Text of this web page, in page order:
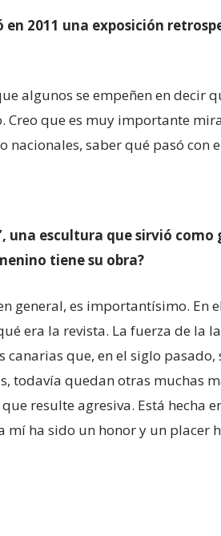
2011 una exposición
algunos se empeñen en decir
Creo que es muy importante
nacionales, saber qué pasó con
una escultura que sirvió
tiene su obra?
general, es importantísimo. En
era la revista. La fuerza de la
canarias que, en el siglo
todavía quedan otras muchas
resulte agresiva. Está
mí ha sido un honor y un